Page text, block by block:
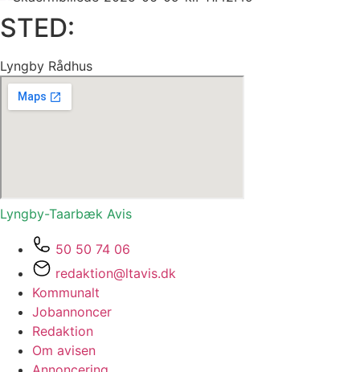
STED:
Lyngby Rådhus
Lyngby-Taarbæk Avis
50 50 74 06
redaktion@ltavis.dk
Kommunalt
Jobannoncer
Redaktion
Om avisen